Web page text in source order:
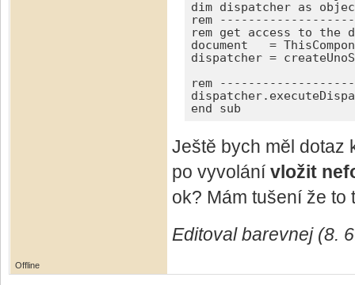
dim dispatcher as
rem
rem get access to the
document   =
dispatcher =
rem
end sub
Ještě bych měl dotaz
po vyvolání vložit
ok? Mám tušení že to
Editoval barevnej (8.
Offline